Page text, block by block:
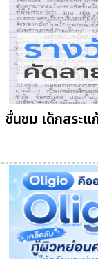
ชื่นชม เด็กสระแ